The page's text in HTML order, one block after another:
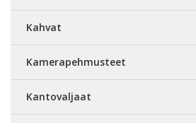
Kahvat
Kamerapehmusteet
Kantovaljaat